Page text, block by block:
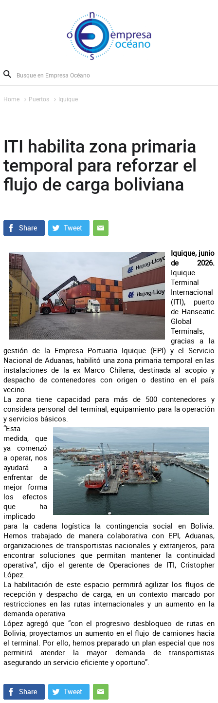
Home Puertos Iquique
ITI habilita zona primaria
temporal para reforzar el
flujo de carga boliviana
Iquique, junio
de 2026.
Iquique
Terminal
Internacional
(ITI), puerto
de Hanseatic
Global
Terminals,
gracias a la
gestión de la Empresa Portuaria Iquique (EPI) y el Servicio
Nacional de Aduanas, habilitó una zona primaria temporal en las
instalaciones de la ex Marco Chilena, destinada al acopio y
despacho de contenedores con origen o destino en el país
vecino.
La zona tiene capacidad para más de 500 contenedores y
considera personal del terminal, equipamiento para la operación
y servicios básicos.
“Esta
medida, que
ya comenzó
a operar, nos
ayudará a
enfrentar de
mejor forma
los efectos
que ha
implicado
para la cadena logística la contingencia social en Bolivia.
Hemos trabajado de manera colaborativa con EPI, Aduanas,
organizaciones de transportistas nacionales y extranjeros, para
encontrar soluciones que permitan mantener la continuidad
operativa”, dijo el gerente de Operaciones de ITI, Cristopher
López.
La habilitación de este espacio permitirá agilizar los flujos de
recepción y despacho de carga, en un contexto marcado por
restricciones en las rutas internacionales y un aumento en la
demanda operativa.
López agregó que “con el progresivo desbloqueo de rutas en
Bolivia, proyectamos un aumento en el flujo de camiones hacia
el terminal. Por ello, hemos preparado un plan especial que nos
permitirá atender la mayor demanda de transportistas
asegurando un servicio eficiente y oportuno”.